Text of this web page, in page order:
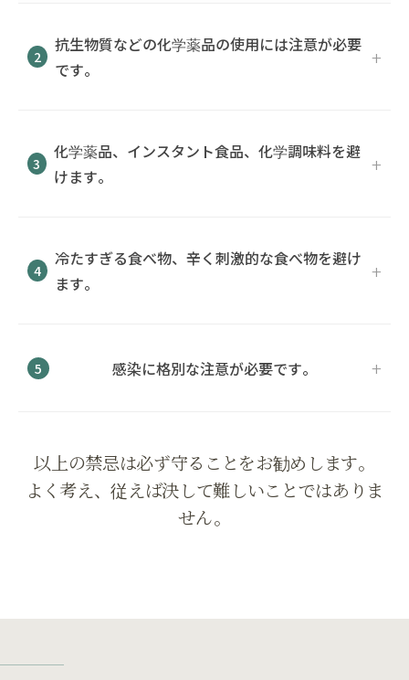
2
抗生物質などの化学薬品の使用には注意が必要
です。
3
化学薬品、インスタント食品、化学調味料を避
けます。
4
冷たすぎる食べ物、辛く刺激的な食べ物を避け
ます。
5 感染に格別な注意が必要です。
以上の禁忌は必ず守ることをお勧めします。
よく考え、従えば決して難しいことではありま
せん。